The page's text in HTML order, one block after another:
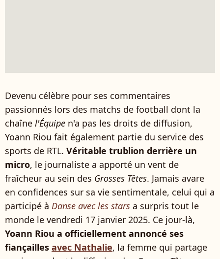
Devenu célèbre pour ses commentaires
passionnés lors des matchs de football dont la
chaîne l'Équipe n'a pas les droits de diffusion,
Yoann Riou fait également partie du service des
sports de RTL. Véritable trublion derrière un
micro, le journaliste a apporté un vent de
fraîcheur au sein des Grosses Têtes. Jamais avare
en confidences sur sa vie sentimentale, celui qui a
participé à Danse avec les stars a surpris tout le
monde le vendredi 17 janvier 2025. Ce jour-là,
Yoann Riou a officiellement annoncé ses
fiançailles avec Nathalie, la femme qui partage